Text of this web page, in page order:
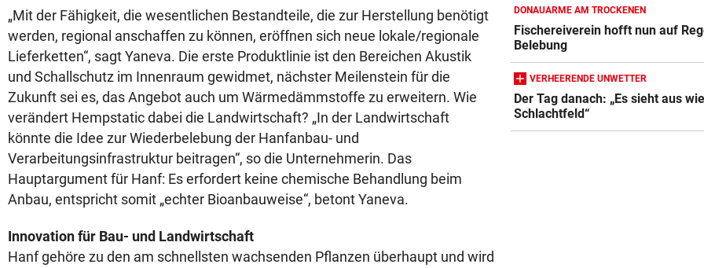
„Mit der Fähigkeit, die wesentlichen Bestandteile, die zur Herstellung benötigt
werden, regional anschaffen zu können, eröffnen sich neue lokale/regionale
Lieferketten“, sagt Yaneva. Die erste Produktlinie ist den Bereichen Akustik
und Schallschutz im Innenraum gewidmet, nächster Meilenstein für die
Zukunft sei es, das Angebot auch um Wärmedämmstoffe zu erweitern. Wie
verändert Hempstatic dabei die Landwirtschaft? „In der Landwirtschaft
könnte die Idee zur Wiederbelebung der Hanfanbau- und
Verarbeitungsinfrastruktur beitragen“, so die Unternehmerin. Das
Hauptargument für Hanf: Es erfordert keine chemische Behandlung beim
Anbau, entspricht somit „echter Bioanbauweise“, betont Yaneva.
Innovation für Bau- und Landwirtschaft
Hanf gehöre zu den am schnellsten wachsenden Pflanzen überhaupt und wird
DONAUARME AM TROCKENEN
Fischereiverein hofft nun auf
Belebung
VERHEERENDE UNWETTER
Der Tag danach: „Es sieht aus
Schlachtfeld“